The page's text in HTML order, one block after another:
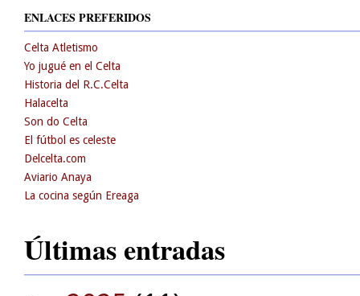
ENLACES PREFERIDOS
Celta Atletismo
Yo jugué en el Celta
Historia del R.C.Celta
Halacelta
Son do Celta
El fútbol es celeste
Delcelta.com
Aviario Anaya
La cocina según Ereaga
Últimas entradas